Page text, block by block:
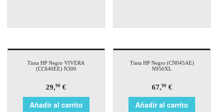
Tinta HP Negro VIVERA
(CC640EE) N300
29,90 €
Añadir al carrito
Tinta HP Negro (CN045AE)
N950XL
67,90€
Añadir al carrito